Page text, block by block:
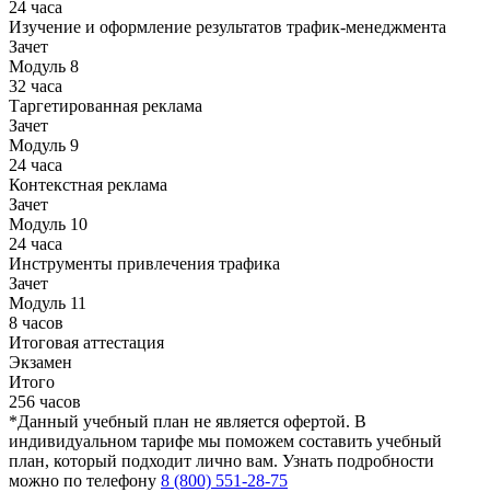
24 часа
Изучение и оформление результатов трафик-менеджмента
Зачет
Модуль 8
32 часа
Таргетированная реклама
Зачет
Модуль 9
24 часа
Контекстная реклама
Зачет
Модуль 10
24 часа
Инструменты привлечения трафика
Зачет
Модуль 11
8 часов
Итоговая аттестация
Экзамен
Итого
256 часов
*Данный учебный план не является офертой. В
индивидуальном тарифе мы поможем составить учебный
план, который подходит лично вам. Узнать подробности
можно по телефону 8 (800) 551-28-75